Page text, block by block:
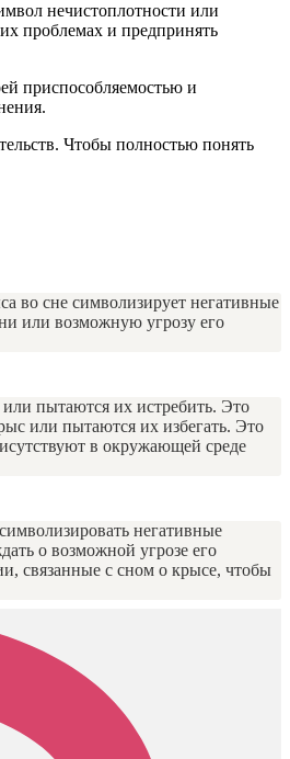
нечистоплотности или
проблемах и предпринять
приспособляемостью и
Чтобы полностью понять
во сне символизирует негативные
или возможную угрозу его
пытаются их истребить. Это
или пытаются их избегать. Это
в окружающей среде
негативные
о возможной угрозе его
связанные с сном о крысе, чтобы